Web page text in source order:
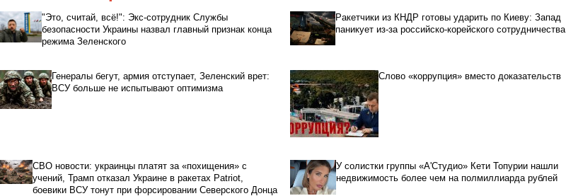
"Это, считай, всё!": Экс-сотрудник Службы
безопасности Украины назвал главный признак конца
режима Зеленского
Ракетчики из КНДР готовы ударить по Киеву: Запад
паникует из-за российско-корейского сотрудничества
Генералы бегут, армия отступает, Зеленский врет:
ВСУ больше не испытывают оптимизма
Слово «коррупция» вместо доказательств
СВО новости: украинцы платят за «похищения» с
учений, Трамп отказал Украине в ракетах Patriot,
боевики ВСУ тонут при форсировании Северского Донца
У солистки группы «А'Студио» Кети Топурии нашли
недвижимость более чем на полмиллиарда рублей